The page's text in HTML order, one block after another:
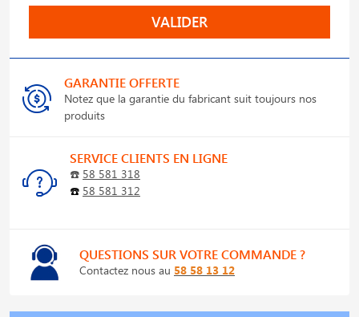
VALIDER
GARANTIE OFFERTE
Notez que la garantie du fabricant suit toujours nos
produits
SERVICE CLIENTS EN LIGNE
☎️ 58 581 318
☎️ 58 581 312
QUESTIONS SUR VOTRE COMMANDE ?
Contactez nous au 58 58 13 12